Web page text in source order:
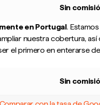
Sin
en Portugal. Estamos
nuestra cobertura, así
el primero en enterarse
Sin